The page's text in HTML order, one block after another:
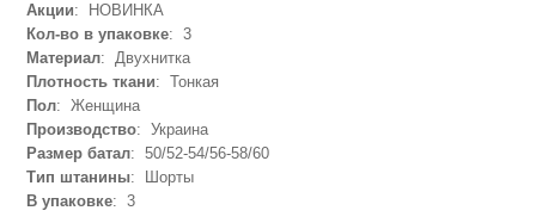
Акции: НОВИНКА
Кол-во в упаковке: 3
Материал: Двухнитка
Плотность ткани: Тонкая
Пол: Женщина
Производство: Украина
Размер батал: 50/52-54/56-58/60
Тип штанины: Шорты
В упаковке: 3